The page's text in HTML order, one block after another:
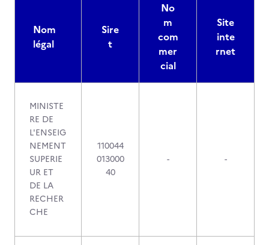
Nom
légal
Sire
t
No
m
com
mer
cial
Site
inte
rnet
MINISTE
RE DE
L'ENSEIG
NEMENT
SUPERIE
UR ET
DE LA
RECHER
CHE
110044
013000
40
- -